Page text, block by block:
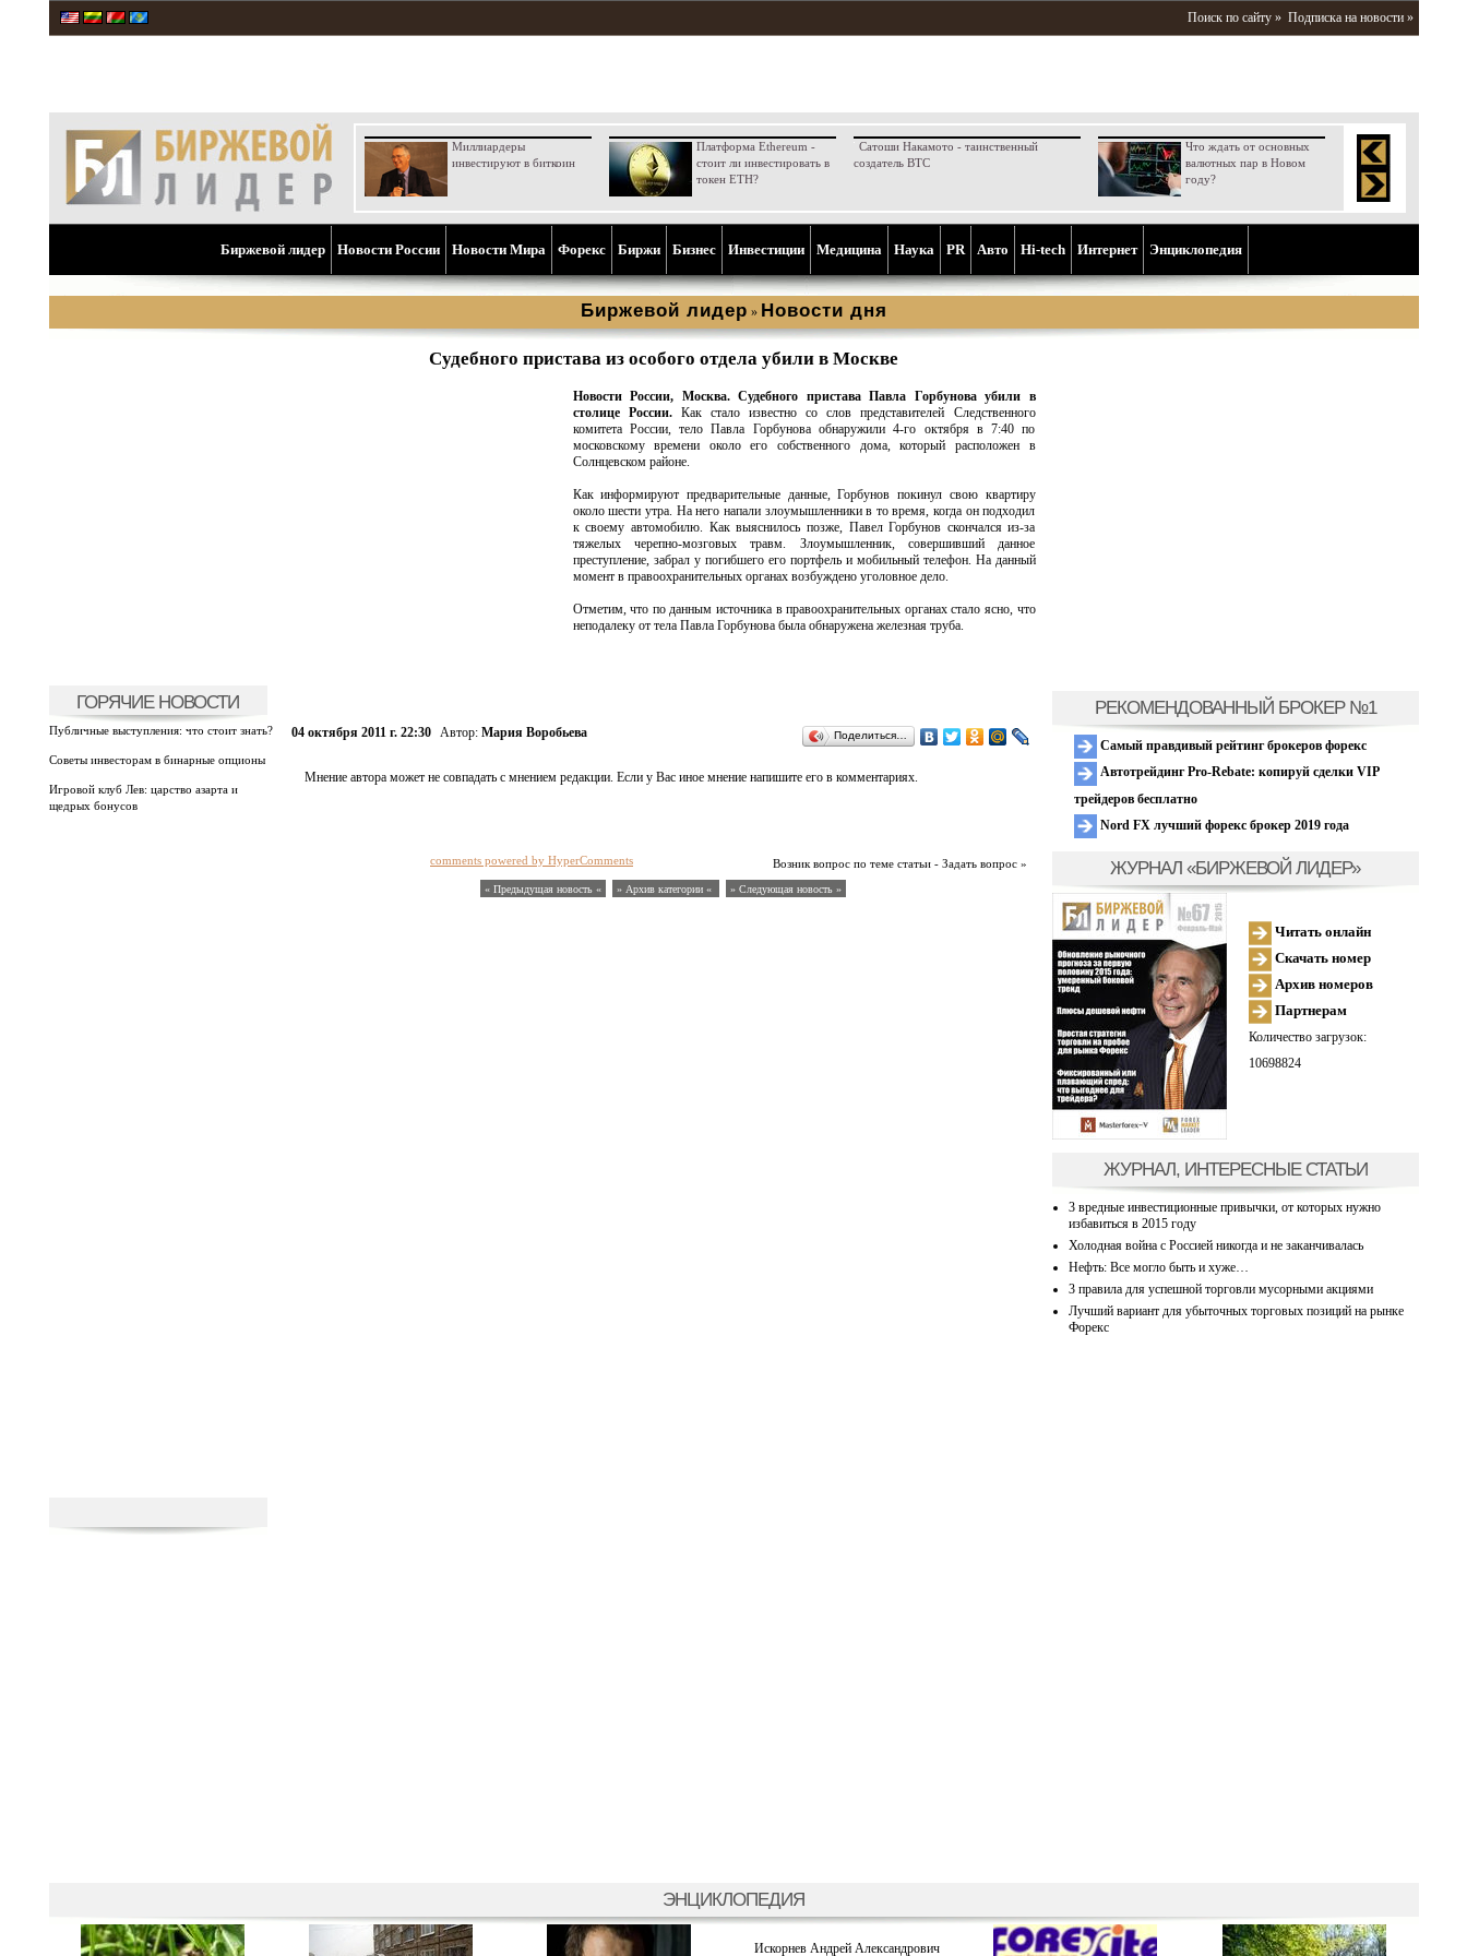
Поиск по сайту » Подписка на новости »
Миллиардеры
инвестируют в биткоин
Платформа Ethereum -
стоит ли инвестировать в
токен ETH?
Сатоши Накамото - таинственный
создатель BTC
Что ждать от основных
валютных пар в Новом
году?
Биржевой лидер Новости России Новости Мира Форекс Биржи Бизнес Инвестиции Медицина Наука PR Aвто Hi-tech Интернет Энциклопедия
Биржевой лидер » Новости дня
ГОРЯЧИЕ НОВОСТИ
Публичные выступления: что стоит знать?
Советы инвесторам в бинарные опционы
Игровой клуб Лев: царство азарта и
щедрых бонусов
Судебного пристава из особого отдела убили в Москве
Новости России, Москва. Судебного пристава Павла Горбунова убили в
столице России.Как стало известно со слов представителей Следственного
комитета России, тело Павла Горбунова обнаружили 4-го октября в 7:40 по
московскому времени около его собственного дома, который расположен в
Солнцевском районе.
Как информируют предварительные данные, Горбунов покинул свою квартиру
около шести утра. На него напали злоумышленники в то время, когда он подходил
к своему автомобилю. Как выяснилось позже, Павел Горбунов скончался из-за
тяжелых черепно-мозговых травм. Злоумышленник, совершивший данное
преступление, забрал у погибшего его портфель и мобильный телефон. На данный
момент в правоохранительных органах возбуждено уголовное дело.
Отметим, что по данным источника в правоохранительных органах стало ясно, что
неподалеку от тела Павла Горбунова была обнаружена железная труба.
04 октября 2011 г. 22:30 Автор: Мария Воробьева Поделиться…
Мнение автора может не совпадать с мнением редакции. Если у Вас иное мнение напишите его в комментариях.
Возник вопрос по теме статьи - Задать вопрос »
comments powered by HyperComments
« Предыдущая новость « » Архив категории « » Следующая новость »
РЕКОМЕНДОВАННЫЙ БРОКЕР №1
Самый правдивый рейтинг брокеров форекс
Автотрейдинг Pro-Rebate: копируй сделки VIP
трейдеров бесплатно
Nord FX лучший форекс брокер 2019 года
ЖУРНАЛ «БИРЖЕВОЙ ЛИДЕР»
Читать онлайн
Скачать номер
Архив номеров
Партнерам
Количество загрузок:
10698824
ЖУРНАЛ, ИНТЕРЕСНЫЕ СТАТЬИ
3 вредные инвестиционные привычки, от которых нужно
избавиться в 2015 году
Холодная война с Россией никогда и не заканчивалась
Нефть: Все могло быть и хуже…
3 правила для успешной торговли мусорными акциями
Лучший вариант для убыточных торговых позиций на рынке
Форекс
ЭНЦИКЛОПЕДИЯ
Искорнев Андрей Александрович